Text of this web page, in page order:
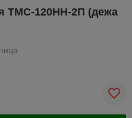
ТМС-120НН-2П (дежа